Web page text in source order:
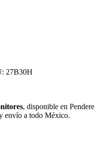
27B30H
, disponible en Pendere
envío a todo México.